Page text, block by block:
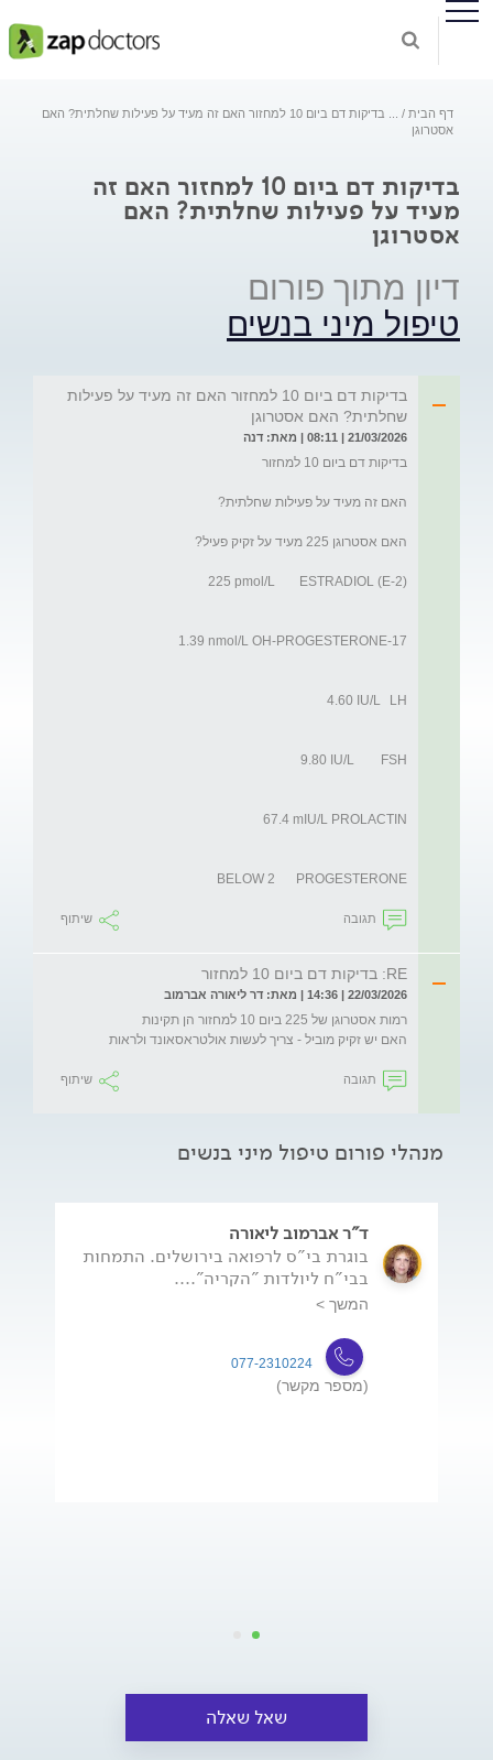
דף הבית
בדיקות דם ביום 10 למחזור האם זה מעיד על פעילות שחלתית? האם
אסטרוגן
בדיקות דם ביום 10 למחזור האם זה
מעיד על פעילות שחלתית? האם
אסטרוגן
דיון מתוך פורום
טיפול מיני בנשים
בדיקות דם ביום 10 למחזור האם זה מעיד על פעילות
שחלתית? האם אסטרוגן
21/03/2026 | 08:11 | מאת: דנה
PROGESTERONE	BELOW 2
תגובה שיתוף
RE: בדיקות דם ביום 10 למחזור
22/03/2026 | 14:36 | מאת: דר ליאורה אברמוב
האם יש זקיק מוביל - צריך לעשות אולטראסאונד ולראות
תגובה שיתוף
מנהלי פורום טיפול מיני בנשים
ד"ר אברמוב ליאורה
בוגרת בי"ס לרפואה בירושלים. התמחות
בבי"ח ליולדות "הקריה"....
המשך >
077-2310224
(מספר מקשר)
שאל שאלה